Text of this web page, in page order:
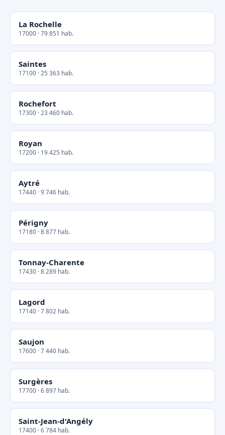
La Rochelle
17000 · 79 851 hab.
Saintes
17100 · 25 363 hab.
Rochefort
17300 · 23 460 hab.
Royan
17200 · 19 425 hab.
Aytré
17440 · 9 746 hab.
Périgny
17180 · 8 877 hab.
Tonnay-Charente
17430 · 8 289 hab.
Lagord
17140 · 7 802 hab.
Saujon
17600 · 7 440 hab.
Surgères
17700 · 6 897 hab.
Saint-Jean-d'Angély
17400 · 6 784 hab.